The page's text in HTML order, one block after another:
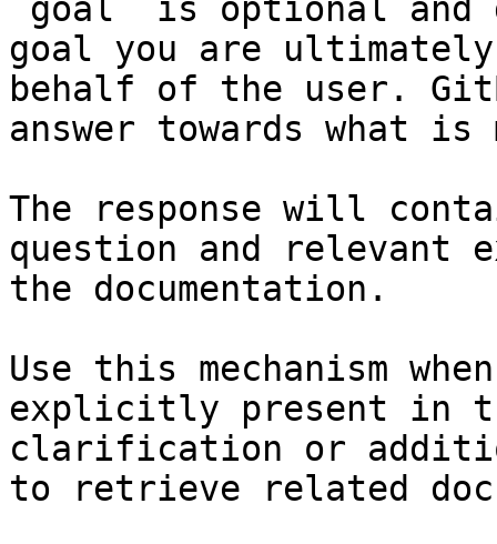
`goal` is optional and
goal you are
behalf of the user.
answer towards what
The response will
question and relevant
the documentation.
Use this mechanism
explicitly present in
clarification or